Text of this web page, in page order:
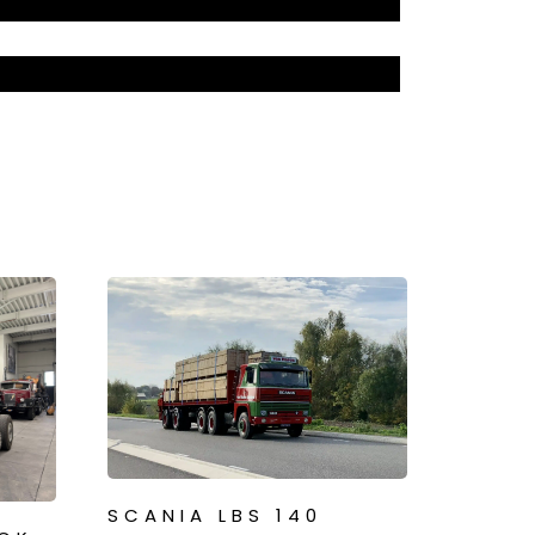
SCANIA LBS 140